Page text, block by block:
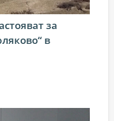
за
в